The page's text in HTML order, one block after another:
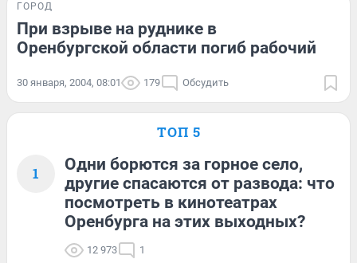
ГОРОД
При взрыве на руднике в
Оренбургской области погиб рабочий
30 января, 2004, 08:01 179 Обсудить
ТОП 5
1
Одни борются за горное село,
другие спасаются от развода: что
посмотреть в кинотеатрах
Оренбурга на этих выходных?
12 973 1